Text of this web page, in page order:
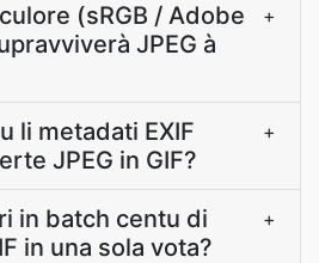
(sRGB / Adobe
JPEG à
+
li metadati EXIF
JPEG in GIF?
+
in batch centu di
in una sola vota?
+